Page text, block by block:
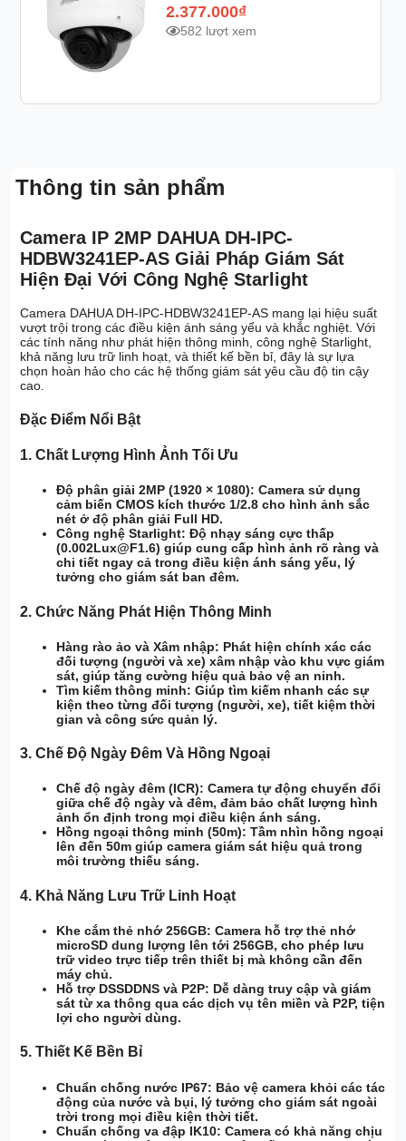
Thông tin sản phẩm
Camera IP 2MP DAHUA DH-IPC-
HDBW3241EP-AS Giải Pháp Giám Sát
Hiện Đại Với Công Nghệ Starlight
Camera DAHUA DH-IPC-HDBW3241EP-AS mang lại hiệu suất
vượt trội trong các điều kiện ánh sáng yếu và khắc nghiệt. Với
các tính năng như phát hiện thông minh, công nghệ Starlight,
khả năng lưu trữ linh hoạt, và thiết kế bền bỉ, đây là sự lựa
chọn hoàn hảo cho các hệ thống giám sát yêu cầu độ tin cậy
cao.
Đặc Điểm Nổi Bật
1.Chất Lượng Hình Ảnh Tối Ưu
Độ phân giải 2MP (1920 × 1080): Camera sử dụng
cảm biến CMOS kích thước 1/2.8 cho hình ảnh sắc
nét ở độ phân giải Full HD.
Công nghệ Starlight: Độ nhạy sáng cực thấp
(0.002Lux@F1.6) giúp cung cấp hình ảnh rõ ràng và
chi tiết ngay cả trong điều kiện ánh sáng yếu, lý
tưởng cho giám sát ban đêm.
2.Chức Năng Phát Hiện Thông Minh
Hàng rào ảo và Xâm nhập: Phát hiện chính xác các
đối tượng (người và xe) xâm nhập vào khu vực giám
sát, giúp tăng cường hiệu quả bảo vệ an ninh.
Tìm kiếm thông minh: Giúp tìm kiếm nhanh các sự
kiện theo từng đối tượng (người, xe), tiết kiệm thời
gian và công sức quản lý.
3.Chế Độ Ngày Đêm Và Hồng Ngoại
Chế độ ngày đêm (ICR): Camera tự động chuyển đổi
giữa chế độ ngày và đêm, đảm bảo chất lượng hình
ảnh ổn định trong mọi điều kiện ánh sáng.
Hồng ngoại thông minh (50m): Tầm nhìn hồng ngoại
lên đến 50m giúp camera giám sát hiệu quả trong
môi trường thiếu sáng.
4. Khả Năng Lưu Trữ Linh Hoạt
Khe cắm thẻ nhớ 256GB: Camera hỗ trợ thẻ nhớ
microSD dung lượng lên tới 256GB, cho phép lưu
trữ video trực tiếp trên thiết bị mà không cần đến
máy chủ.
Hỗ trợ DSSDDNS và P2P: Dễ dàng truy cập và giám
sát từ xa thông qua các dịch vụ tên miền và P2P, tiện
lợi cho người dùng.
5.Thiết Kế Bền Bỉ
Chuẩn chống nước IP67: Bảo vệ camera khỏi các tác
động của nước và bụi, lý tưởng cho giám sát ngoài
trời trong mọi điều kiện thời tiết.
Chuẩn chống va đập IK10: Camera có khả năng chịu
2.377.000₫
582 lượt xem